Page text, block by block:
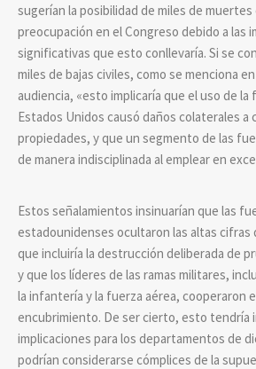
sugerían la posibilidad de miles de
preocupación en el Congreso debido a las
significativas que esto conllevaría. Si se
miles de bajas civiles, como se menciona
audiencia, «esto implicaría que el uso de
Estados Unidos causó daños colaterales a
propiedades, y que un segmento de las
de manera indisciplinada al emplear en
Estos señalamientos insinuarían que las
estadounidenses ocultaron las altas cifras
que incluiría la destrucción deliberada de
y que los líderes de las ramas militares,
la infantería y la fuerza aérea, cooperaron
encubrimiento. De ser cierto, esto tendría
implicaciones para los departamentos de
podrían considerarse cómplices de la